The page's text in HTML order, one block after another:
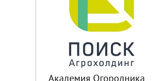
Академия Огородника